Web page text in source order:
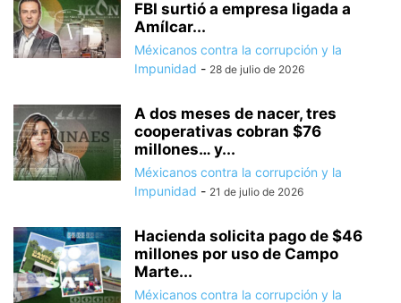
FBI surtió a empresa ligada a
Amílcar...
Méxicanos contra la corrupción y la
Impunidad - 28 de julio de 2026
A dos meses de nacer, tres
cooperativas cobran $76
millones… y...
Méxicanos contra la corrupción y la
Impunidad - 21 de julio de 2026
Hacienda solicita pago de $46
millones por uso de Campo
Marte...
Méxicanos contra la corrupción y la